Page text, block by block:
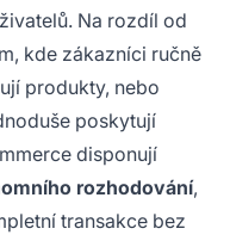
Na rozdíl od
kde zákazníci ručně
produkty, nebo
poskytují
disponují
rozhodování,
transakce bez